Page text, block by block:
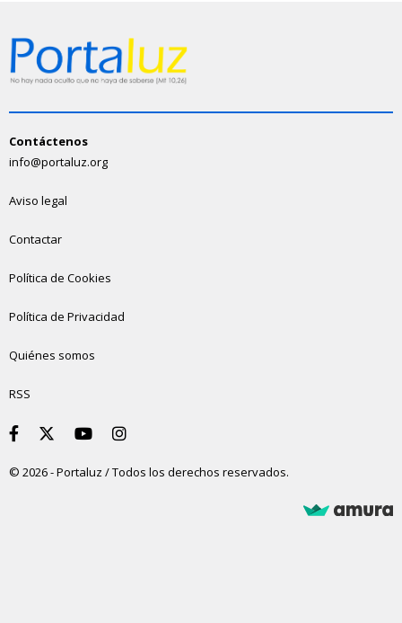
Contáctenos
info@portaluz.org
Aviso legal
Contactar
Política de Cookies
Política de Privacidad
Quiénes somos
RSS
© 2026 - Portaluz / Todos los derechos reservados.